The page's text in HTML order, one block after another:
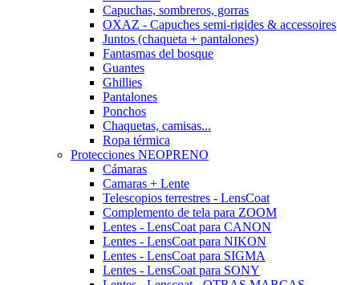
Capuchas, sombreros, gorras
OXAZ - Capuches semi-rigides & accessoires
Juntos (chaqueta + pantalones)
Fantasmas del bosque
Guantes
Ghillies
Pantalones
Ponchos
Chaquetas, camisas...
Ropa térmica
Protecciones NEOPRENO
Cámaras
Camaras + Lente
Telescopios terrestres - LensCoat
Complemento de tela para ZOOM
Lentes - LensCoat para CANON
Lentes - LensCoat para NIKON
Lentes - LensCoat para SIGMA
Lentes - LensCoat para SONY